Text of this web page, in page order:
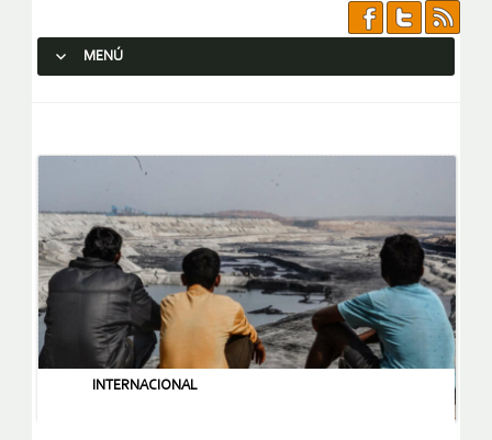
MENÚ
INTERNACIONAL